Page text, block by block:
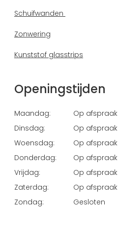
Schuifwanden
Zonwering
Kunststof glasstrips
Openingstijden
Maandag:
Op afspraak
Dinsdag:
Op afspraak
Woensdag:
Op afspraak
Donderdag:
Op afspraak
Vrijdag:
Op afspraak
Zaterdag:
Op afspraak
Zondag:
Gesloten